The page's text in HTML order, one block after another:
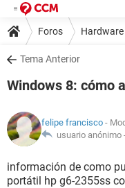
Foros Hardware
Tema Anterior
Windows 8: cómo
felipe francisco -
usuario anónimo
información de como
portátil hp g6-2355ss